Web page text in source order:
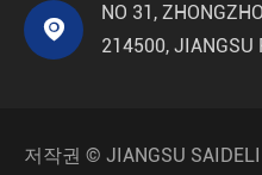

NO 31,
214500, JIANGSU
저작권 © JIANGSU